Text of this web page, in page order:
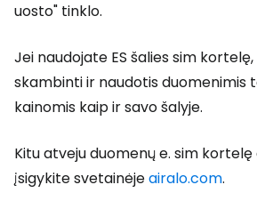
uosto" tinklo.
Jei naudojate ES šalies sim
skambinti ir naudotis duomenimis
kainomis kaip ir savo šalyje.
Kitu atveju duomenų e. sim
įsigykite svetainėjeairalo.com.